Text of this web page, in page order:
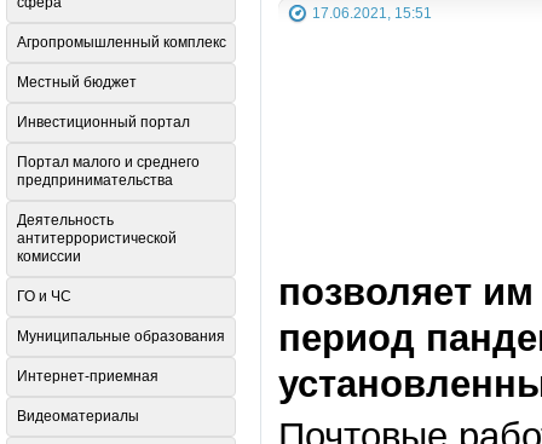
17.06.2021, 15:51
позволяет
период
Агропромышленный комплекс
Местный бюджет
Инвестиционный портал
Портал малого и среднего
предпринимательства
Деятельность
антитеррористической
комиссии
ГО и ЧС
Муниципальные образования
Интернет-приемная
Видеоматериалы